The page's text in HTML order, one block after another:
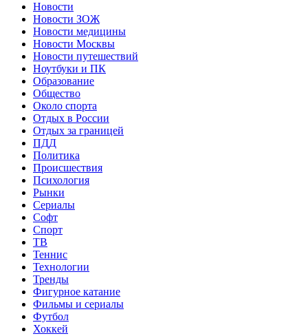
Новости
Новости ЗОЖ
Новости медицины
Новости Москвы
Новости путешествий
Ноутбуки и ПК
Образование
Общество
Около спорта
Отдых в России
Отдых за границей
ПДД
Политика
Происшествия
Психология
Рынки
Сериалы
Софт
Спорт
ТВ
Теннис
Технологии
Тренды
Фигурное катание
Фильмы и сериалы
Футбол
Хоккей